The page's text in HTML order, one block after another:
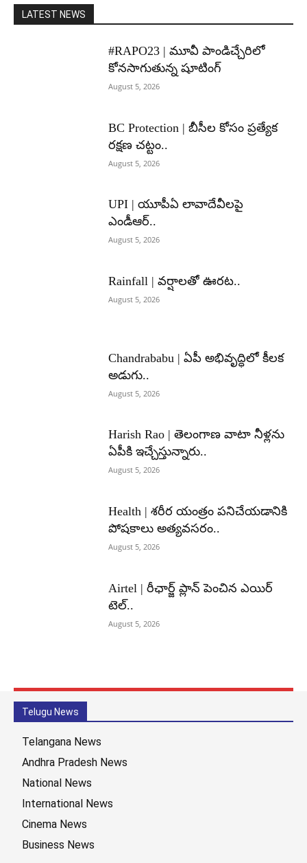
LATEST NEWS
#RAPO23 | మూవీ పాండిచ్చేరిలో
కోనసాగుతున్న షూటింగ్
August 5, 2026
BC Protection | బీసీల కోసం ప్రత్యేక
రక్షణ చట్టం..
August 5, 2026
UPI | యూపీఏ లావాదేవీలపై
ఎండీఆర్..
August 5, 2026
Rainfall | వర్షాలతో ఊరట..
August 5, 2026
Chandrababu | ఏపీ అభివృద్ధిలో కీలక
అడుగు..
August 5, 2026
Harish Rao | తెలంగాణ వాటా నీళ్లను
ఏపీకి ఇచ్చేస్తున్నారు..
August 5, 2026
Health | శరీర యంత్రం పనిచేయడానికి
పోషకాలు అత్యవసరం..
August 5, 2026
Airtel | రీఛార్జ్ ప్లాన్ పెంచిన ఎయిర్
టెల్..
August 5, 2026
Telugu News
Telangana News
Andhra Pradesh News
National News
International News
Cinema News
Business News